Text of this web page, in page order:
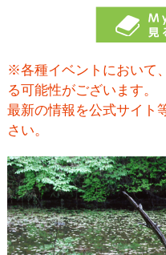
※各種イベントにおいて
る可能性がございます。
最新の情報を公式サイト
さい。